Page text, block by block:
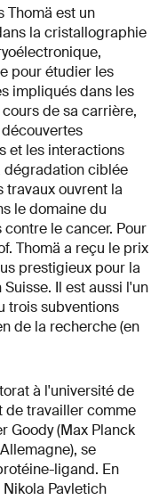
Thomä est un
la cristallographie
pour étudier les
impliqués dans les
de sa carrière,
et les interactions
dégradation ciblée
travaux ouvrent la
le domaine du
le cancer. Pour
Thomä a reçu le prix
prestigieux pour la
Il est aussi l'un
trois subventions
de la recherche (en
à l'université de
de travailler comme
Goody (Max Planck
se
ligand. En
Pavletich